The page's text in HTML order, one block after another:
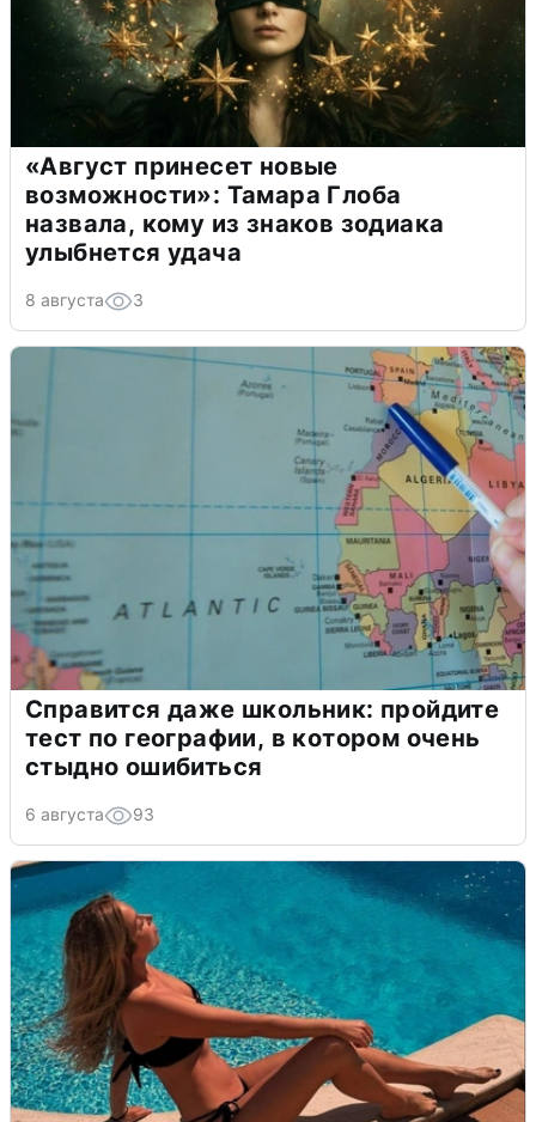
«Август принесет новые
возможности»: Тамара Глоба
назвала, кому из знаков зодиака
улыбнется удача
8 августа 3
Справится даже школьник: пройдите
тест по географии, в котором очень
стыдно ошибиться
6 августа 93